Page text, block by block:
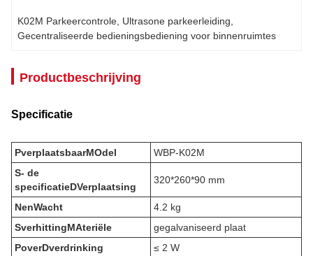
K02M Parkeercontrole Ultrasone parkeerleiding
Gecentraliseerde bedieningsbediening voor binnenruimtes
Productbeschrijving
Specificatie
PverplaatsbaarMOdel
WBP-K02M
S- de
specificatieDVerplaatsing
320*260*90 mm
NenWacht
4.2 kg
SverhittingMAteriële
gegalvaniseerd plaat
PoverDverdrinking
≤ 2 W